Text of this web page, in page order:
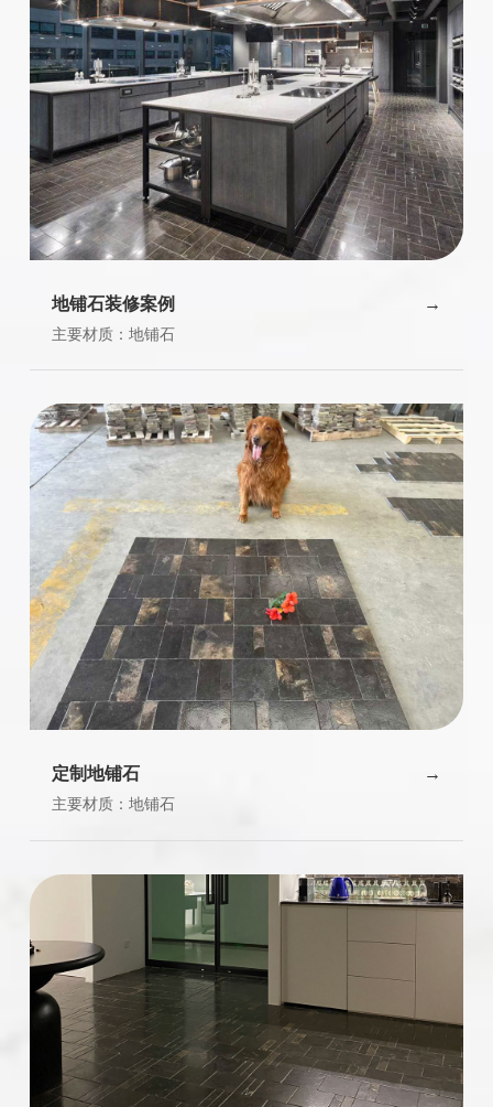
地铺石装修案例
主要材质：地铺石
定制地铺石
主要材质：地铺石